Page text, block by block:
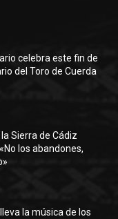
celebra este fin de
del Toro de Cuerda
Sierra de Cádiz
los abandones,
la música de los